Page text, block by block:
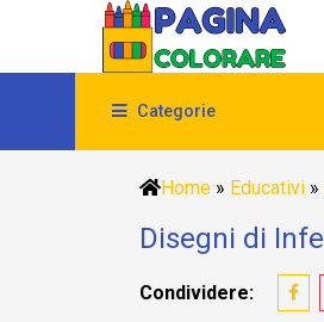
Categorie
Home » Educativi »
Disegni di
Condividere: